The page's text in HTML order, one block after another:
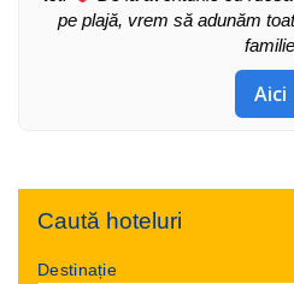
pe plajă, vrem să adunăm
familie
Aici
Caută hoteluri
Destinație